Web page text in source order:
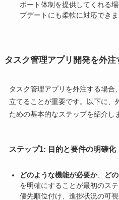
ポート体制を提供してくれる
プデートにも柔軟に対応できま
タスク管理アプリ開発を外
タスク管理アプリを外注する場合
立てることが重要です。以下に、
ための基本的なステップを紹介し
ステップ1: 目的と要件の明確化
どのような機能が必要か、
ど
を明確にすることが最初のス
優先順位付け、進捗状況の可